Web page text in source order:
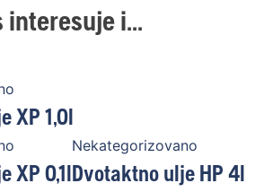
interesuje i...
XP 1,0l
XP 0,1l
Nekategorizovano
Dvotaktno ulje HP 4l